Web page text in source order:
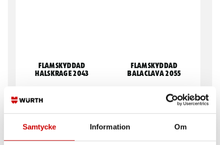
Samtycke Information Om
Flamskyddad
halskrage 2043
aramid, 3% polyamid, antistat,
interlock, flamskydd
Flamskyddad
Balaclava 2055
aramid, 3% polyamid, antistat,
interlock, flamskydd